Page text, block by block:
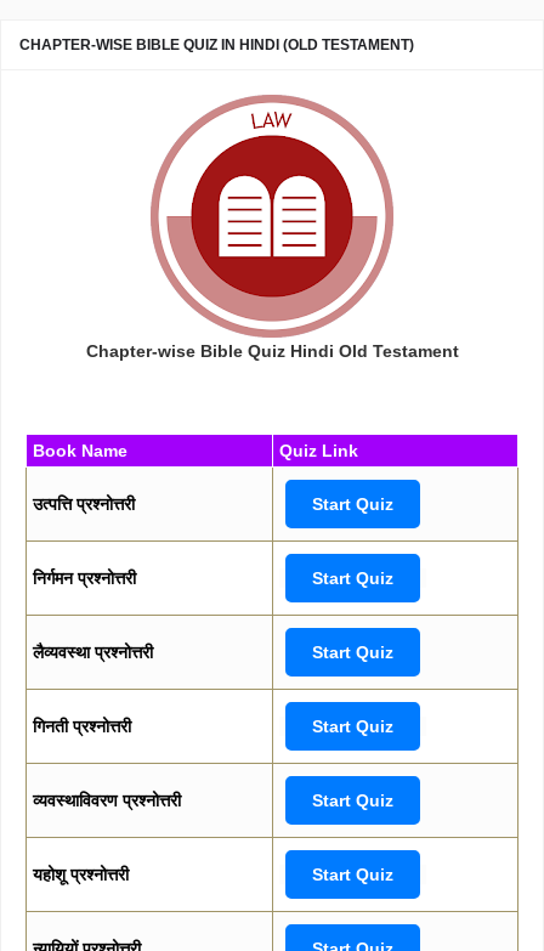
CHAPTER-WISE BIBLE QUIZ IN HINDI (OLD TESTAMENT)
Chapter-wise Bible Quiz Hindi Old Testament
Book Name Quiz Link
उत्पत्ति प्रश्नोत्तरी Start Quiz
निर्गमन प्रश्नोत्तरी Start Quiz
लैव्यवस्था प्रश्नोत्तरी Start Quiz
गिनती प्रश्नोत्तरी Start Quiz
व्यवस्थाविवरण प्रश्नोत्तरी Start Quiz
यहोशू प्रश्नोत्तरी Start Quiz